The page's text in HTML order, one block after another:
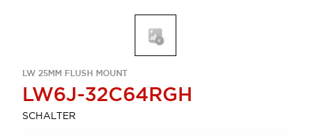
LW 25MM FLUSH MOUNT
LW6J-32C64RGH
SCHALTER